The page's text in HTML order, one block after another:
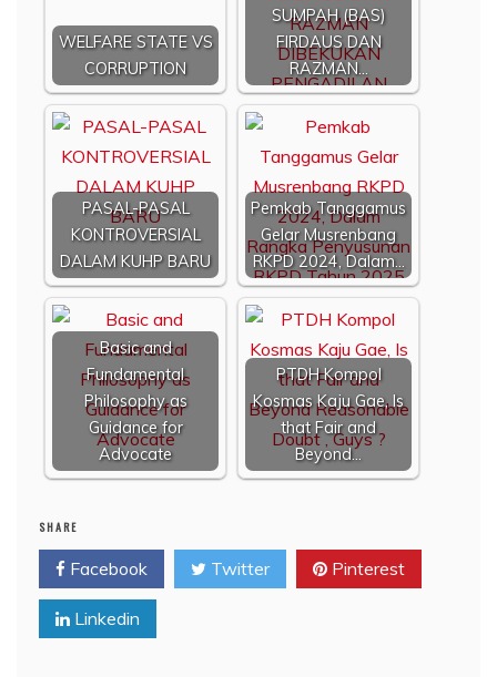
WELFARE STATE VS
CORRUPTION
SUMPAH (BAS)
FIRDAUS DAN
RAZMAN…
PASAL-PASAL
KONTROVERSIAL
DALAM KUHP BARU
Pemkab Tanggamus
Gelar Musrenbang
RKPD 2024, Dalam…
Basic and
Fundamental
Philosophy as
Guidance for
Advocate
PTDH Kompol
Kosmas Kaju Gae, Is
that Fair and
Beyond…
SHARE
Facebook Twitter Pinterest
Linkedin